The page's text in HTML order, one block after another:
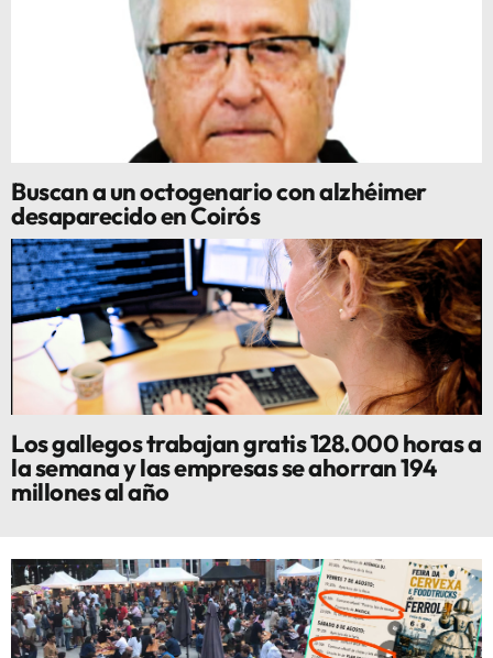
Buscan a un octogenario con alzhéimer
desaparecido en Coirós
Los gallegos trabajan gratis 128.000 horas a
la semana y las empresas se ahorran 194
millones al año